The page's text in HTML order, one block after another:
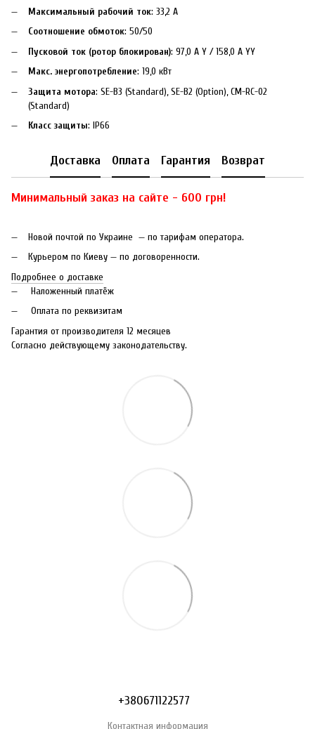
Максимальный рабочий ток: 33,2 A
Соотношение обмоток: 50/50
Пусковой ток (ротор блокирован): 97,0 A Y / 158,0 A YY
Макс. энергопотребление: 19,0 кВт
Защита мотора: SE-B3 (Standard), SE-B2 (Option), CM-RC-02
(Standard)
Класс защиты: IP66
Доставка Оплата Гарантия Возврат
Минимальный заказ на сайте - 600 грн!
Новой почтой по Украине — по тарифам оператора.
Курьером по Киеву — по договоренности.
Подробнее о доставке
Наложенный платёж
Оплата по реквизитам
Гарантия от производителя 12 месяцев
Согласно действующему законодательству.
+380671122577
Контактная информация